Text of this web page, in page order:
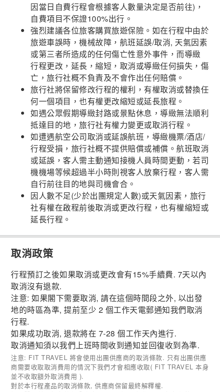
因當日自費行程會根據客人數量決定是否前往)，
自費項目不保證100%出行。
強烈建議各位旅客購買旅遊保險。如在行程中由於
旅遊車誤時，機械故障，航班延誤/取消, 天氣因素
或第三者所造成的任何傷亡性意外事件，而導緻
行程更改，延長，縮短，取消或導緻任何損失，傷
亡，旅行社概不負責及不會作出任何賠償。
旅行社將保留修改行程的權利，有權取消或替換任
何一個項目，也有權更改縮短或延長旅程。
如遇公眾假期導緻封路或景點休息，導緻無法順利
抵達目的地，旅行社有權力變更或取消行程。
如遭遇航空公司取消或延誤航班，導緻機票/酒店/
行程受損，旅行社概不提供賠償或補償。航班取消
或延誤，客人需主動通知接機人員時間更動，若司
機機場等候超過半小時則視客人放棄行程，客人需
自行前往目的地與司機會合。
因人數不足(少於出團規定人數)或天氣因素，旅行
社有權在啟程前後取消或更改行程，也有權縮短或
延長行程。
取消政策
行程預訂之後如果取消或更改會有15%手續費. 7天以內
取消沒有退款.
注意: 如果閣下需要取消, 請在這個時間段之外, 以出發
地的時區為準, 提前至少 2 個工作天電郵通知我們取消
行程.
如果成功取消, 退款將在 7-28 個工作天內進行.
取消通知須以我們上班時間收到通知並回復收到為準.
注意: FIT TRAVEL 將會使用出團供應商的取消條款. 只有出團供應
商需要收取取消費用的情況下我們才會相應收取( FIT TRAVEL 本身
並不收取額外取消費用 ).
對於本行程產品的取消條款, 供應商保留最終解釋權.